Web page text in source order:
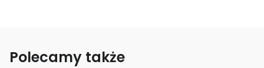
Polecamy także